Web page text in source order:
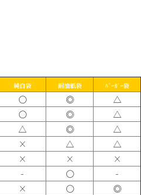
純白袋 耐油紙袋 ﾊﾞｰｶﾞｰ袋
〇 ◎ △
〇 ◎ △
△ ◎ △
× △ △
× × ×
- 〇 -
× 〇 ◎